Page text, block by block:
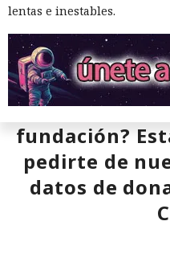
lentas e inestables.
Mientras
fundación?
pedirte de
datos de